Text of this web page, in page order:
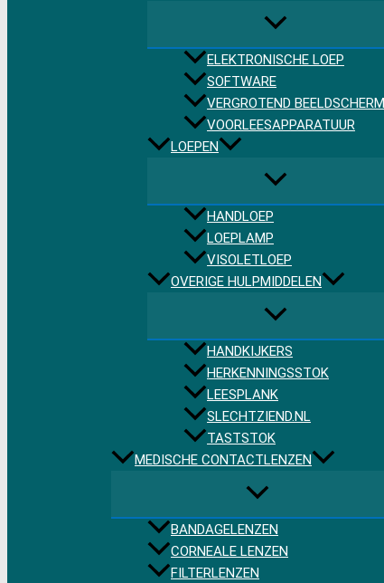
ELEKTRONISCHE LOEP
SOFTWARE
VERGROTEND BEELDSCHERM
VOORLEESAPPARATUUR
LOEPEN
HANDLOEP
LOEPLAMP
VISOLETLOEP
OVERIGE HULPMIDDELEN
HANDKIJKERS
HERKENNINGSSTOK
LEESPLANK
SLECHTZIEND.NL
TASTSTOK
MEDISCHE CONTACTLENZEN
BANDAGELENZEN
CORNEALE LENZEN
FILTERLENZEN